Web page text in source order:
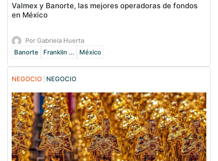
Valmex y Banorte, las mejores operadoras de fondos
en México
Por Gabriela Huerta
Banorte
Franklin ... México
NEGOCIO NEGOCIO